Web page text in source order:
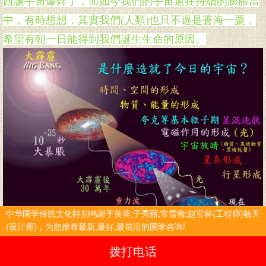
中，有時想想，其實我們(人類)也只不過是蒼海一粟，
希望有朝一日能得到我們誕生生命的原因。
宇宙大爆炸都炸出了时间空间还有什么 ？
中华国学传统文化特别鸣谢于芙蓉;于秀丽;常雪梅;赵宝林(工程师)杨天
(设计师)；为您推荐最新,最好,最前沿的国学咨询!
拨打电话